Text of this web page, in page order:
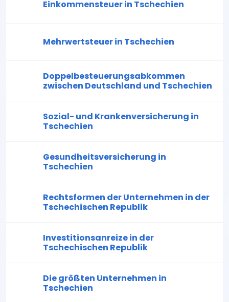
Einkommensteuer in Tschechien
Mehrwertsteuer in Tschechien
Doppelbesteuerungsabkommen
zwischen Deutschland und Tschechien
Sozial- und Krankenversicherung in
Tschechien
Gesundheitsversicherung in
Tschechien
Rechtsformen der Unternehmen in der
Tschechischen Republik
Investitionsanreize in der
Tschechischen Republik
Die größten Unternehmen in
Tschechien